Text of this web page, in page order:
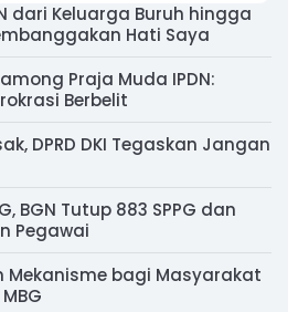
dari Keluarga Buruh hingga
Hati Saya
Praja Muda IPDN:
Berbelit
DPRD DKI Tegaskan Jangan
BGN Tutup 883 SPPG dan
Pegawai
Mekanisme bagi Masyarakat